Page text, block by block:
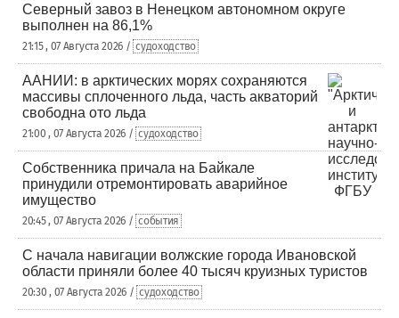
Северный завоз в Ненецком автономном округе
выполнен на 86,1%
21:15 , 07 Августа 2026 / судоходство
ААНИИ: в арктических морях сохраняются
массивы сплоченного льда, часть акваторий
свободна ото льда
21:00 , 07 Августа 2026 / судоходство
Собственника причала на Байкале
принудили отремонтировать аварийное
имущество
20:45 , 07 Августа 2026 / события
С начала навигации волжские города Ивановской
области приняли более 40 тысяч круизных туристов
20:30 , 07 Августа 2026 / судоходство